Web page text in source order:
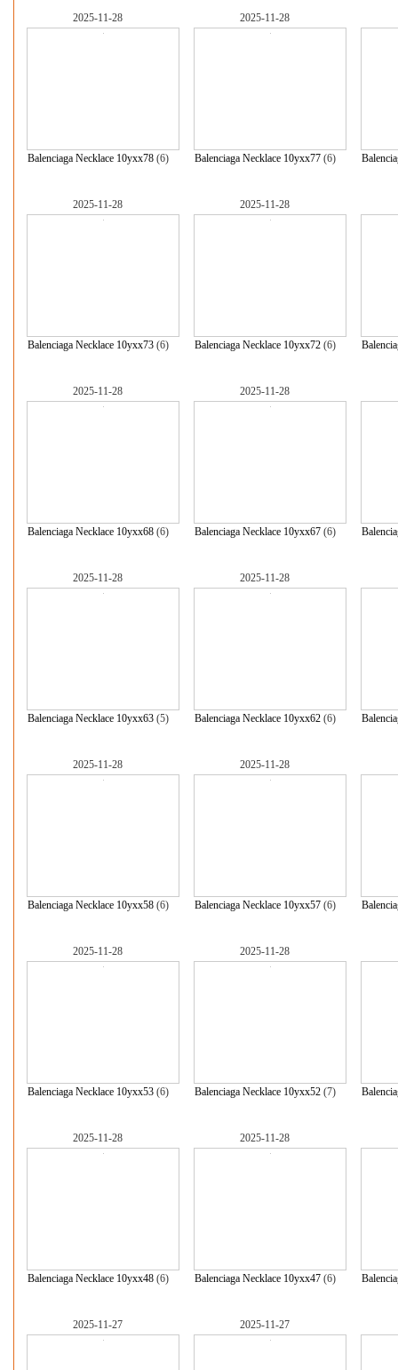
2025-11-28
Balenciaga Necklace 10yxx78(6)
2025-11-28
Balenciaga Necklace 10yxx77(6)
2025-11-28
Balenciaga Necklace 10yxx73(6)
2025-11-28
Balenciaga Necklace 10yxx72(6)
2025-11-28
Balenciaga Necklace 10yxx68(6)
2025-11-28
Balenciaga Necklace 10yxx67(6)
2025-11-28
Balenciaga Necklace 10yxx63(5)
2025-11-28
Balenciaga Necklace 10yxx62(6)
2025-11-28
Balenciaga Necklace 10yxx58(6)
2025-11-28
Balenciaga Necklace 10yxx57(6)
2025-11-28
Balenciaga Necklace 10yxx53(6)
2025-11-28
Balenciaga Necklace 10yxx52(7)
2025-11-28
Balenciaga Necklace 10yxx48(6)
2025-11-28
Balenciaga Necklace 10yxx47(6)
2025-11-27 2025-11-27